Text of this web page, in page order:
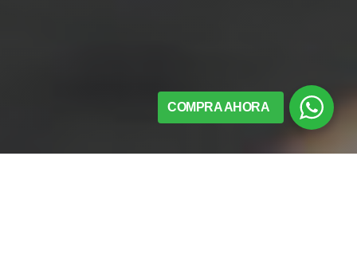
COMPRA AHORA